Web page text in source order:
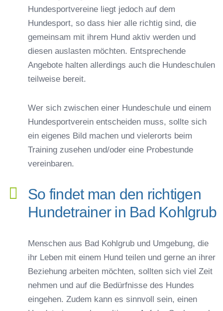
Hundesportvereine liegt jedoch auf dem
Hundesport, so dass hier alle richtig sind, die
gemeinsam mit ihrem Hund aktiv werden und
diesen auslasten möchten. Entsprechende
Angebote halten allerdings auch die Hundeschulen
teilweise bereit.
Wer sich zwischen einer Hundeschule und einem
Hundesportverein entscheiden muss, sollte sich
ein eigenes Bild machen und vielerorts beim
Training zusehen und/oder eine Probestunde
vereinbaren.
So findet man den richtigen
Hundetrainer in Bad Kohlgrub
Menschen aus Bad Kohlgrub und Umgebung, die
ihr Leben mit einem Hund teilen und gerne an ihrer
Beziehung arbeiten möchten, sollten sich viel Zeit
nehmen und auf die Bedürfnisse des Hundes
eingehen. Zudem kann es sinnvoll sein, einen